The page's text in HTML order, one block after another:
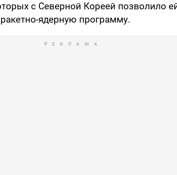
с Северной Кореей позволило
ядерную программу.